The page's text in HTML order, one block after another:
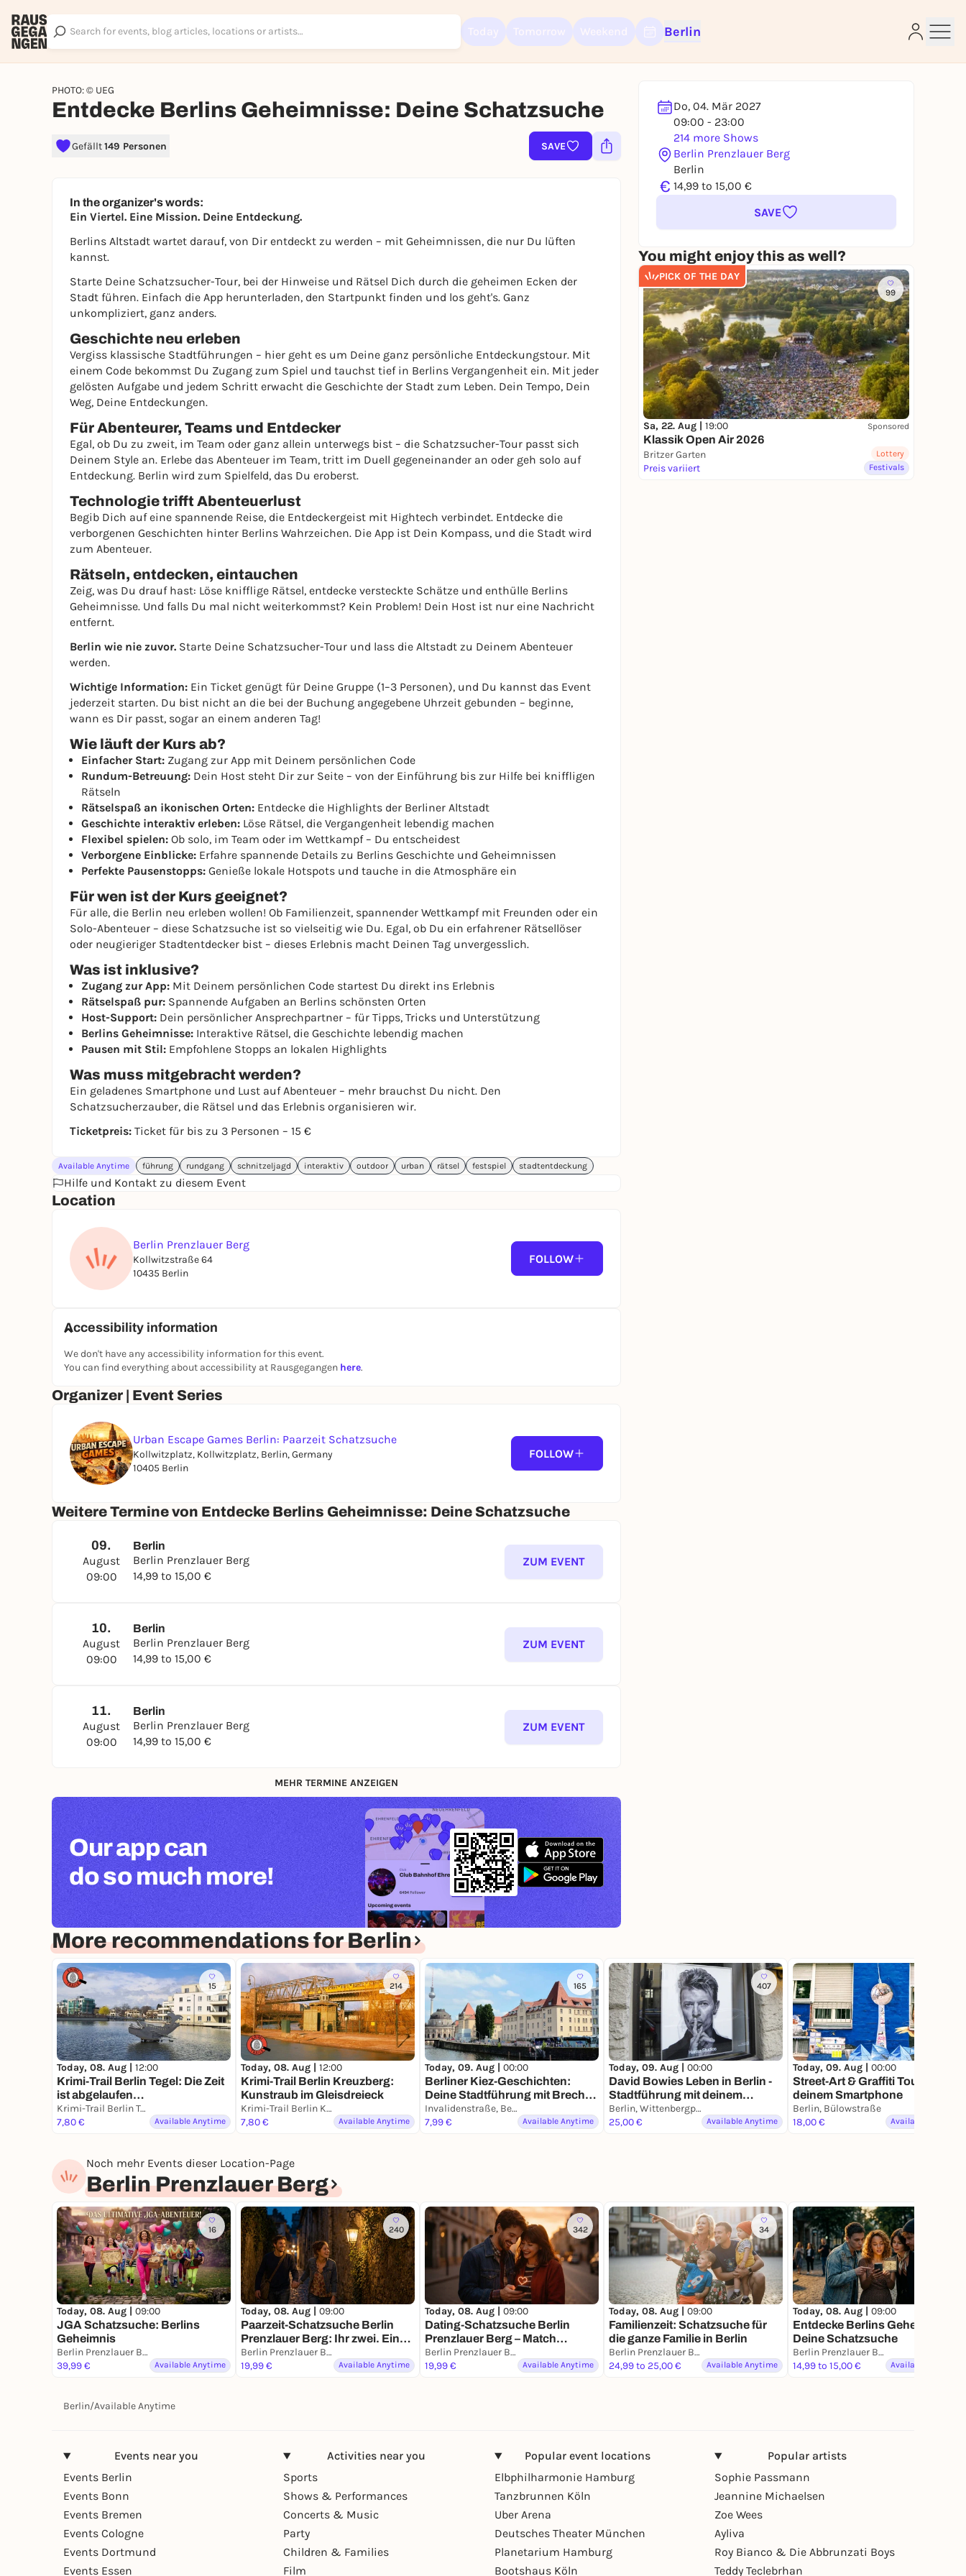
Berlin
PHOTO: © UEG
Entdecke Berlins Geheimnisse: Deine Schatzsuche
Gefällt149 Personen SAVE
Do, 04. Mär 2027
09:00 - 23:00
214 more Shows
Berlin Prenzlauer Berg
Berlin
€ 14,99 to 15,00 €
SAVE
You might enjoy this as well?
PICK OF THE DAY
99
Sa, 22. Aug | 19:00 Sponsored
Klassik Open Air 2026
Britzer Garten
Preis variiert
Lottery
Festivals
In the organizer's words:
Ein Viertel. Eine Mission. Deine Entdeckung.
Berlins Altstadt wartet darauf, von Dir entdeckt zu werden – mit Geheimnissen, die nur Du lüften
kannst.
Starte Deine Schatzsucher-Tour, bei der Hinweise und Rätsel Dich durch die geheimen Ecken der
Stadt führen. Einfach die App herunterladen, den Startpunkt finden und los geht's. Ganz
unkompliziert, ganz anders.
Geschichte neu erleben
Vergiss klassische Stadtführungen – hier geht es um Deine ganz persönliche Entdeckungstour. Mit
einem Code bekommst Du Zugang zum Spiel und tauchst tief in Berlins Vergangenheit ein. Mit jeder
gelösten Aufgabe und jedem Schritt erwacht die Geschichte der Stadt zum Leben. Dein Tempo, Dein
Weg, Deine Entdeckungen.
Für Abenteurer, Teams und Entdecker
Egal, ob Du zu zweit, im Team oder ganz allein unterwegs bist – die Schatzsucher-Tour passt sich
Deinem Style an. Erlebe das Abenteuer im Team, tritt im Duell gegeneinander an oder geh solo auf
Entdeckung. Berlin wird zum Spielfeld, das Du eroberst.
Technologie trifft Abenteuerlust
Begib Dich auf eine spannende Reise, die Entdeckergeist mit Hightech verbindet. Entdecke die
verborgenen Geschichten hinter Berlins Wahrzeichen. Die App ist Dein Kompass, und die Stadt wird
zum Abenteuer.
Rätseln, entdecken, eintauchen
Zeig, was Du drauf hast: Löse knifflige Rätsel, entdecke versteckte Schätze und enthülle Berlins
Geheimnisse. Und falls Du mal nicht weiterkommst? Kein Problem! Dein Host ist nur eine Nachricht
entfernt.
Berlin wie nie zuvor. Starte Deine Schatzsucher-Tour und lass die Altstadt zu Deinem Abenteuer
werden.
Wichtige Information: Ein Ticket genügt für Deine Gruppe (1–3 Personen), und Du kannst das Event
jederzeit starten. Du bist nicht an die bei der Buchung angegebene Uhrzeit gebunden – beginne,
wann es Dir passt, sogar an einem anderen Tag!
Wie läuft der Kurs ab?
Einfacher Start: Zugang zur App mit Deinem persönlichen Code
Rundum-Betreuung: Dein Host steht Dir zur Seite – von der Einführung bis zur Hilfe bei kniffligen
Rätseln
Rätselspaß an ikonischen Orten: Entdecke die Highlights der Berliner Altstadt
Geschichte interaktiv erleben: Löse Rätsel, die Vergangenheit lebendig machen
Flexibel spielen: Ob solo, im Team oder im Wettkampf – Du entscheidest
Verborgene Einblicke: Erfahre spannende Details zu Berlins Geschichte und Geheimnissen
Perfekte Pausenstopps: Genieße lokale Hotspots und tauche in die Atmosphäre ein
Für wen ist der Kurs geeignet?
Für alle, die Berlin neu erleben wollen! Ob Familienzeit, spannender Wettkampf mit Freunden oder ein
Solo-Abenteuer – diese Schatzsuche ist so vielseitig wie Du. Egal, ob Du ein erfahrener Rätsellöser
oder neugieriger Stadtentdecker bist – dieses Erlebnis macht Deinen Tag unvergesslich.
Was ist inklusive?
Zugang zur App: Mit Deinem persönlichen Code startest Du direkt ins Erlebnis
Rätselspaß pur: Spannende Aufgaben an Berlins schönsten Orten
Host-Support: Dein persönlicher Ansprechpartner – für Tipps, Tricks und Unterstützung
Berlins Geheimnisse: Interaktive Rätsel, die Geschichte lebendig machen
Pausen mit Stil: Empfohlene Stopps an lokalen Highlights
Was muss mitgebracht werden?
Ein geladenes Smartphone und Lust auf Abenteuer – mehr brauchst Du nicht. Den
Schatzsucherzauber, die Rätsel und das Erlebnis organisieren wir.
Ticketpreis: Ticket für bis zu 3 Personen – 15 €
Available Anytime führung rundgang schnitzeljagd interaktiv outdoor urban rätsel festspiel stadtentdeckung
Hilfe und Kontakt zu diesem Event
Location
Berlin Prenzlauer Berg
Kollwitzstraße 64
10435 Berlin
FOLLOW
Accessibility information
We don't have any accessibility information for this event.
You can find everything about accessibility at Rausgegangen here.
Organizer | Event Series
Urban Escape Games Berlin: Paarzeit Schatzsuche
Kollwitzplatz, Kollwitzplatz, Berlin, Germany
10405 Berlin
FOLLOW
Weitere Termine von Entdecke Berlins Geheimnisse: Deine Schatzsuche
09.
August
09:00
Berlin
Berlin Prenzlauer Berg
14,99 to 15,00 €
ZUM EVENT
10.
August
09:00
Berlin
Berlin Prenzlauer Berg
14,99 to 15,00 €
ZUM EVENT
11.
August
09:00
Berlin
Berlin Prenzlauer Berg
14,99 to 15,00 €
ZUM EVENT
MEHR TERMINE ANZEIGEN
Our app can
do so much more!
More recommendations for Berlin
15
Today, 08. Aug | 12:00
Krimi-Trail Berlin Tegel: Die Zeit
ist abgelaufen…
Krimi-Trail Berlin Tegel
7,80 €
Available Anytime
214
Today, 08. Aug | 12:00
Krimi-Trail Berlin Kreuzberg:
Kunstraub im Gleisdreieck
Krimi-Trail Berlin Kreuzberg
7,80 €
Available Anytime
165
Today, 09. Aug | 00:00
Berliner Kiez-Geschichten:
Deine Stadtführung mit Brecht
& Biermann
Invalidenstraße, Berlin
7,99 €
Available Anytime
407
Today, 09. Aug | 00:00
David Bowies Leben in Berlin -
Stadtführung mit deinem
Smartphone
Berlin, Wittenbergplatz
25,00 €
Available Anytime
Today, 09. Aug | 00:00
Street-Art & Graffiti Tour mit
deinem Smartphone
Berlin, Bülowstraße
18,00 €
Available Anytime
Noch mehr Events dieser Location-Page
Berlin Prenzlauer Berg
16
Today, 08. Aug | 09:00
JGA Schatzsuche: Berlins
Geheimnis
Berlin Prenzlauer Berg
39,99 €
Available Anytime
240
Today, 08. Aug | 09:00
Paarzeit-Schatzsuche Berlin
Prenzlauer Berg: Ihr zwei. Eine
Stadt. Eine Mission.
Berlin Prenzlauer Berg
19,99 €
Available Anytime
342
Today, 08. Aug | 09:00
Dating-Schatzsuche Berlin
Prenzlauer Berg – Match
Mission für 2
Berlin Prenzlauer Berg
19,99 €
Available Anytime
34
Today, 08. Aug | 09:00
Familienzeit: Schatzsuche für
die ganze Familie in Berlin
Berlin Prenzlauer Berg
24,99 to 25,00 €
Available Anytime
Today, 08. Aug | 09:00
Entdecke Berlins Geheimnisse:
Deine Schatzsuche
Berlin Prenzlauer Berg
14,99 to 15,00 €
Available Anytime
Berlin/Available Anytime
Events near you
Events Berlin
Events Bonn
Events Bremen
Events Cologne
Events Dortmund
Events Essen
Activities near you
Sports
Shows & Performances
Concerts & Music
Party
Children & Families
Film
Popular event locations
Elbphilharmonie Hamburg
Tanzbrunnen Köln
Uber Arena
Deutsches Theater München
Planetarium Hamburg
Bootshaus Köln
Popular artists
Sophie Passmann
Jeannine Michaelsen
Zoe Wees
Ayliva
Roy Bianco & Die Abbrunzati Boys
Teddy Teclebrhan
Sign up for free and get started right away